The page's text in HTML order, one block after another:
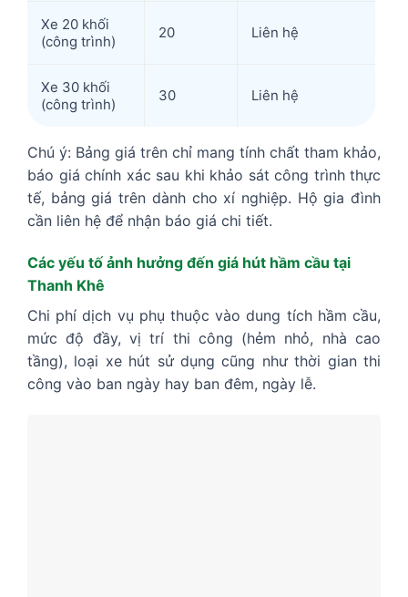
Xe 20 khối
(công trình)
20 Liên hệ
Xe 30 khối
(công trình)
30 Liên hệ
Chú ý: Bảng giá trên chỉ mang tính chất tham khảo,
báo giá chính xác sau khi khảo sát công trình thực
tế, bảng giá trên dành cho xí nghiệp. Hộ gia đình
cần liên hệ để nhận báo giá chi tiết.
Các yếu tố ảnh hưởng đến giá hút hầm cầu tại
Thanh Khê
Chi phí dịch vụ phụ thuộc vào dung tích hầm cầu,
mức độ đầy, vị trí thi công (hẻm nhỏ, nhà cao
tầng), loại xe hút sử dụng cũng như thời gian thi
công vào ban ngày hay ban đêm, ngày lễ.